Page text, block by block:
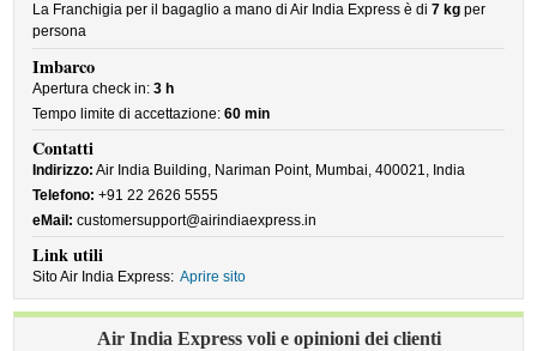
La Franchigia per il bagaglio a mano di Air India Express è di7 kg per
persona
Imbarco
Apertura check in:3 h
Tempo limite di accettazione:60 min
Contatti
Indirizzo: Air India Building, Nariman Point, Mumbai, 400021, India
Telefono: +91 22 2626 5555
eMail: customersupport@airindiaexpress.in
Link utili
Sito Air India Express: Aprire sito
Air India Express voli e opinioni dei clienti